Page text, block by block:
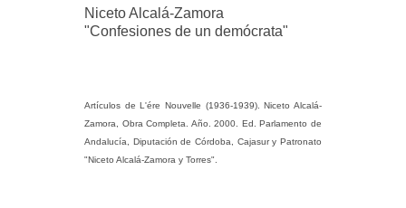
Niceto Alcalá-Zamora
"Confesiones de un demócrata"
Artículos de L'ére Nouvelle (1936-1939). Niceto Alcalá-
Zamora, Obra Completa. Año. 2000. Ed. Parlamento de
Andalucía, Diputación de Córdoba, Cajasur y Patronato
"Niceto Alcalá-Zamora y Torres".